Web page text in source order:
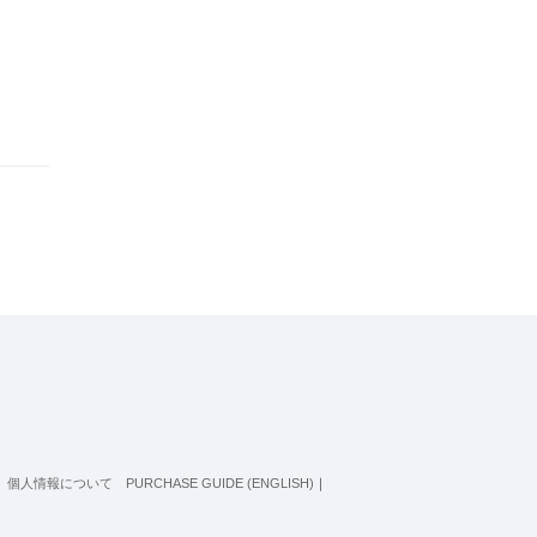
個人情報について PURCHASE GUIDE (ENGLISH) ｜